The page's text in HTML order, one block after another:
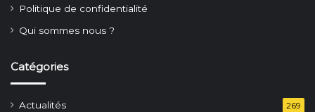
Politique de confidentialité
Qui sommes nous ?
Catégories
Actualités 269